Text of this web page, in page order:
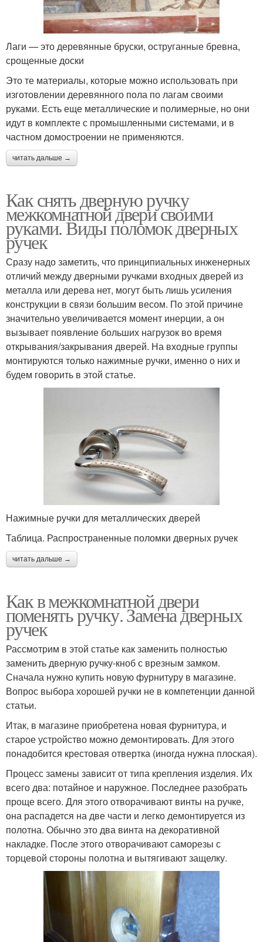
Лаги — это деревянные бруски, оструганные бревна,
срощенные доски
Это те материалы, которые можно использовать при
изготовлении деревянного пола по лагам своими
руками. Есть еще металлические и полимерные, но они
идут в комплекте с промышленными системами, и в
частном домостроении не применяются.
читать дальше →
Как снять дверную ручку
межкомнатной двери своими
руками. Виды поломок дверных
ручек
Сразу надо заметить, что принципиальных инженерных
отличий между дверными ручками входных дверей из
металла или дерева нет, могут быть лишь усиления
конструкции в связи большим весом. По этой причине
значительно увеличивается момент инерции, а он
вызывает появление больших нагрузок во время
открывания/закрывания дверей. На входные группы
монтируются только нажимные ручки, именно о них и
будем говорить в этой статье.
Нажимные ручки для металлических дверей
Таблица. Распространенные поломки дверных ручек
читать дальше →
Как в межкомнатной двери
поменять ручку. Замена дверных
ручек
Рассмотрим в этой статье как заменить полностью
заменить дверную ручку-кноб с врезным замком.
Сначала нужно купить новую фурнитуру в магазине.
Вопрос выбора хорошей ручки не в компетенции данной
статьи.
Итак, в магазине приобретена новая фурнитура, и
старое устройство можно демонтировать. Для этого
понадобится крестовая отвертка (иногда нужна плоская).
Процесс замены зависит от типа крепления изделия. Их
всего два: потайное и наружное. Последнее разобрать
проще всего. Для этого отворачивают винты на ручке,
она распадется на две части и легко демонтируется из
полотна. Обычно это два винта на декоративной
накладке. После этого отворачивают саморезы с
торцевой стороны полотна и вытягивают защелку.